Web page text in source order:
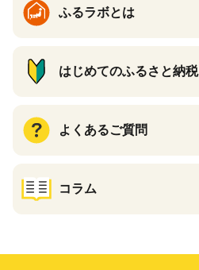
ふるラボとは
はじめてのふるさと納税
よくあるご質問
コラム